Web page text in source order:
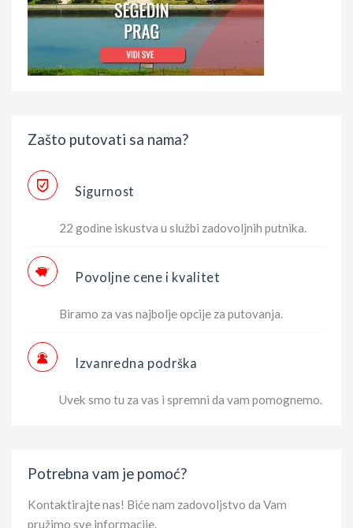
Zašto putovati sa nama?
Sigurnost
22 godine iskustva u službi zadovoljnih putnika.
Povoljne cene i kvalitet
Biramo za vas najbolje opcije za putovanja.
Izvanredna podrška
Uvek smo tu za vas i spremni da vam pomognemo.
Potrebna vam je pomoć?
Kontaktirajte nas! Biće nam zadovoljstvo da Vam
pružimo sve informacije.